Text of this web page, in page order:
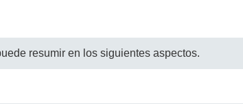
resumir en los siguientes aspectos.